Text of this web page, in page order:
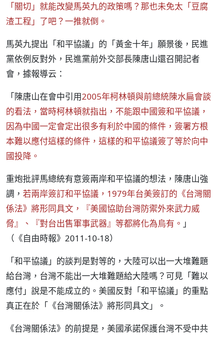
「關切」就能改變馬英九的政策嗎？那也未免太「豆腐
渣工程」了吧？一推就倒。
馬英九提出「和平協議」的「黃金十年」願景後，民進
黨依例反對外，民進黨前外交部長陳唐山還召開記者
會，據報導云：
「陳唐山在會中引用2005年柯林頓與前總統陳水扁會談
的看法，當時柯林頓就指出，不能跟中國簽和平協議，
因為中國一定會定出很多有利於中國的條件，簽署方根
本難以應付這樣的條件，這樣的和平協議簽了等於向中
國投降。
重炮批評馬總統有意簽兩岸和平協議的想法，陳唐山強
調， 若兩岸簽訂和平協議，1979年台美簽訂的《台灣關
係法》將形同具文，『美國協助台灣防禦外來武力威
脅』、『對台出售軍事武器』等都將化為烏有。 」
（《自由時報》2011-10-18）
「和平協議」的談判是對等的，大陸可以出一大堆難題
給台灣，台灣不能出一大堆難題給大陸嗎？可見「難以
應付」說是不能成立的。美國反對「和平協議」的重點
真正在於「《台灣關係法》將形同具文」。
《台灣關係法》的前提是，美國承諾保護台灣不受中共